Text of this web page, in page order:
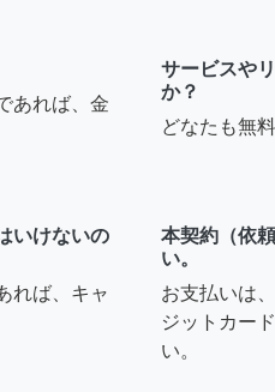
あれば、金
サービスや
か？
どなたも無
いけないの
れば、キャ
本契約（依
い。
お支払いは
ジットカー
い。